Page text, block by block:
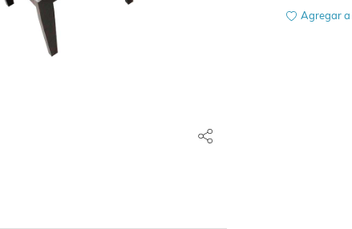
Agregar